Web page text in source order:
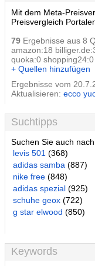
Mit dem Meta-
Preisvergleich
79 Ergebnisse aus 8
amazon:18
quoka:0
+ Quellen hinzufügen
Ergebnisse vom
Aktualisieren: ecco
Suchtipps
Suchen Sie auch
levis 501 (368)
adidas samba (887)
nike free (848)
adidas spezial (925)
schuhe geox (722)
g star elwood (850)
Keywords